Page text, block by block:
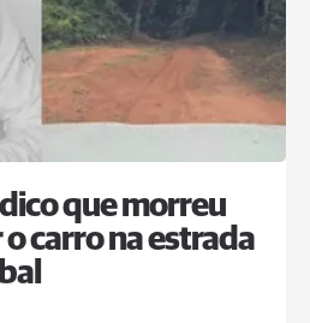
que morreu
carro na estrada